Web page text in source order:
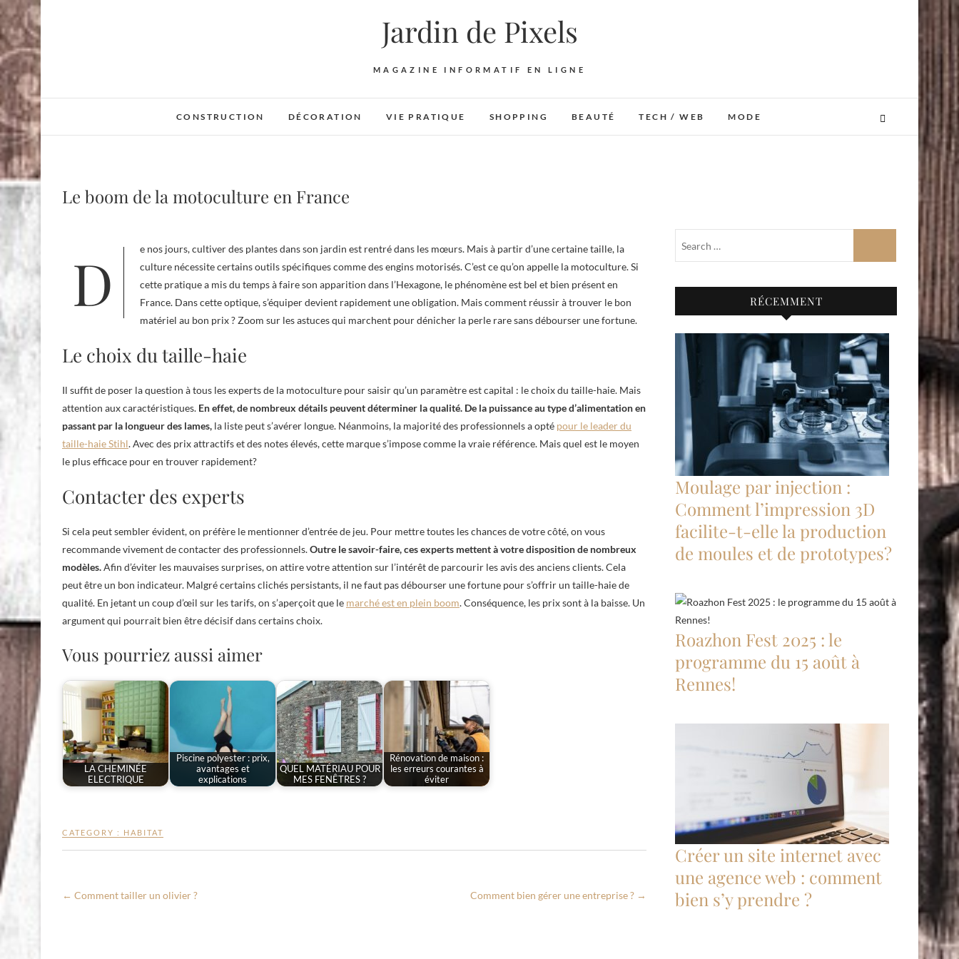
Skip
to
Jardin de Pixels
MAGAZINE INFORMATIF EN LIGNE
CONSTRUCTION DÉCORATION VIE PRATIQUE SHOPPING BEAUTÉ TECH / WEB MODE
Le boom de la motoculture en France
De nos jours, cultiver des plantes dans son jardin est rentré dans les mœurs. Mais à partir d’une certaine taille, la
culture nécessite certains outils spécifiques comme des engins motorisés. C’est ce qu’on appelle la motoculture. Si
cette pratique a mis du temps à faire son apparition dans l’Hexagone, le phénomène est bel et bien présent en
France. Dans cette optique, s’équiper devient rapidement une obligation. Mais comment réussir à trouver le bon
matériel au bon prix ? Zoom sur les astuces qui marchent pour dénicher la perle rare sans débourser une fortune.
Le choix du taille-haie
Il suffit de poser la question à tous les experts de la motoculture pour saisir qu’un paramètre est capital : le choix du taille-haie. Mais
attention aux caractéristiques. En effet, de nombreux détails peuvent déterminer la qualité. De la puissance au type d’alimentation en
passant par la longueur des lames, la liste peut s’avérer longue. Néanmoins, la majorité des professionnels a opté pour le leader du
taille-haie Stihl. Avec des prix attractifs et des notes élevés, cette marque s’impose comme la vraie référence. Mais quel est le moyen
le plus efficace pour en trouver rapidement?
Contacter des experts
Si cela peut sembler évident, on préfère le mentionner d’entrée de jeu. Pour mettre toutes les chances de votre côté, on vous
recommande vivement de contacter des professionnels.Outre le savoir-faire, ces experts mettent à votre disposition de nombreux
modèles.Afin d’éviter les mauvaises surprises, on attire votre attention sur l’intérêt de parcourir les avis des anciens clients. Cela
peut être un bon indicateur. Malgré certains clichés persistants, il ne faut pas débourser une fortune pour s’offrir un taille-haie de
qualité. En jetant un coup d’œil sur les tarifs, on s’aperçoit que le marché est en plein boom. Conséquence, les prix sont à la baisse. Un
argument qui pourrait bien être décisif dans certains choix.
Vous pourriez aussi aimer
LA CHEMINÉE
ELECTRIQUE
Piscine polyester : prix,
avantages et
explications
QUEL MATÉRIAU POUR
MES FENÊTRES ?
Rénovation de maison :
les erreurs courantes à
éviter
CATEGORY : HABITAT
← Comment tailler un olivier ? Comment bien gérer une entreprise ? →
RÉCEMMENT
Moulage par injection :
Comment l’impression 3D
facilite-t-elle la production
de moules et de prototypes?
Roazhon Fest 2025 : le
programme du 15 août à
Rennes!
Créer un site internet avec
une agence web : comment
bien s’y prendre ?